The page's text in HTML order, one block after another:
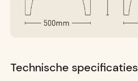
Technische specificaties